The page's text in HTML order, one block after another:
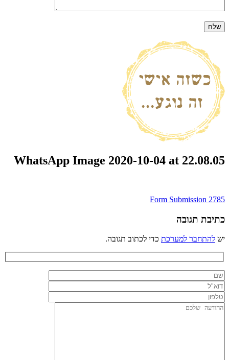
WhatsApp Image 2020-10-04 at 22.08.05
ניווט
Form Submission 2785
כתיבת תגובה
יש להתחבר למערכת כדי לכתוב תגובה.